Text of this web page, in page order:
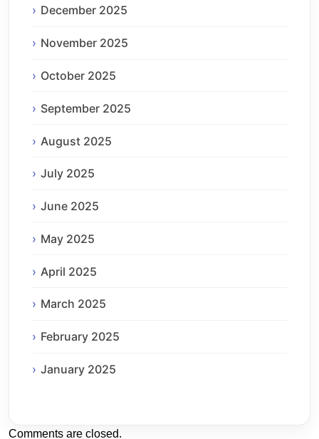
December 2025
November 2025
October 2025
September 2025
August 2025
July 2025
June 2025
May 2025
April 2025
March 2025
February 2025
January 2025
Comments are closed.